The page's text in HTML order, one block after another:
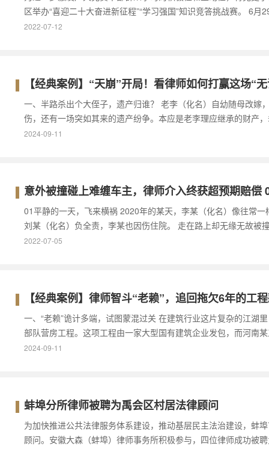
区举办“喜迎二十大奋进新征程”“学习强国”知识竞答挑战赛。 6
2022-07-12
【经典案例】“天崩”开局！看律师如何打赢这场“
一、半路杀出个大侄子，遗产归谁？ 老李（化名）自幼随母改
伤，还有一场突如其来的遗产纷争。本应是老李理应继承的财产
2024-09-11
意外被撞碰上难缠车主，律师介入终获超预期赔偿
01平静的一天，飞来横祸 2020年的某天，李某（化名）像往常
刘某（化名）负全责，李某也因伤住院。 走在路上却无缘无故
2022-07-05
【经典案例】律师智斗“老赖”，追回拖欠6年的工
一、“老赖”诡计多端，试图蒙混过关 在建筑行业这片复杂的江
部队营房工程。这项工程由一家大型国有建筑企业发包，而河南
2024-09-11
蚌埠分所律师被聘为禹会区村居法律顾问
为加快推进公共法律服务体系建设，推动基层民主法治建设，蚌
顾问。安徽大森（蚌埠）律师事务所积极参与，四位律师成功